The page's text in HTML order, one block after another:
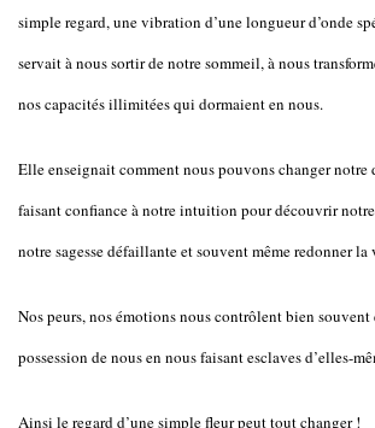
simple regard, une vibration d’une longueur d’onde
servait à nous sortir de notre sommeil, à nous
nos capacités illimitées qui dormaient en nous.
Elle enseignait comment nous pouvons changer notre
faisant confiance à notre intuition pour découvrir
notre sagesse défaillante et souvent même redonner la
Nos peurs, nos émotions nous contrôlent bien
possession de nous en nous faisant esclaves d’elles-
Ainsi le regard d’une simple fleur peut tout changer !